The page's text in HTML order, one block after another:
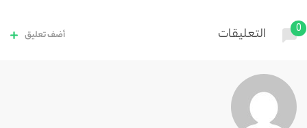
0 التعليقات أضف تعليق